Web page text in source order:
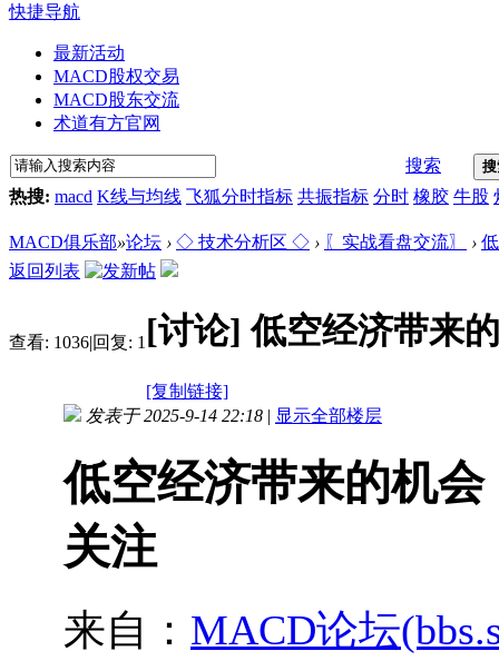
快捷导航
最新活动
MACD股权交易
MACD股东交流
术道有方官网
搜索
热搜: macd K线与均线 飞狐分时指标 共振指标 分时 橡胶 牛股
MACD俱乐部»论坛 › ◇ 技术分析区 ◇ › 〖实战看盘交流〗 ›
返回列表
查看: 1036|回复: 1 [讨论]低空经济带来
[复制链接]
发表于 2025-9-14 22:18 | 显示全部楼层
低空经济带来的机
关注
来自： MACD论坛